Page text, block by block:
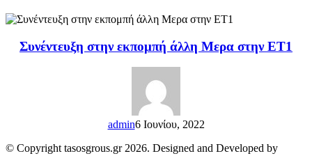
Συνέντευξη στην εκπομπή άλλη Μερα στην ΕΤ1
admin6 Ιουνίου, 2022
© Copyright tasosgrous.gr 2026. Designed and Developed by